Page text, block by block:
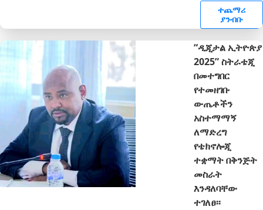
ተጨማሪ
ያንብቡ
“ዲጂታል ኢትዮጵያ
2025” ስትራቴጂ
በመተግበር
የተመዘገቡ
ውጤቶችን
አስተማማኝ
ለማድረግ
የቴክኖሎጂ
ተቋማት በቅንጅት
መስራት
እንዳለባቸው
ተገለፀ፡፡